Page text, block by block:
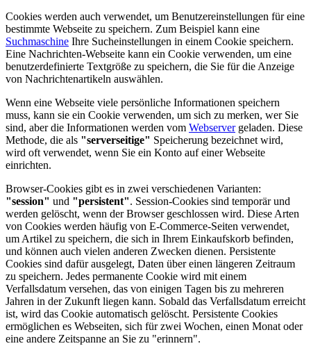
Cookies werden auch verwendet, um Benutzereinstellungen für eine
bestimmte Webseite zu speichern. Zum Beispiel kann eine
Suchmaschine Ihre Sucheinstellungen in einem Cookie speichern.
Eine Nachrichten-Webseite kann ein Cookie verwenden, um eine
benutzerdefinierte Textgröße zu speichern, die Sie für die Anzeige
von Nachrichtenartikeln auswählen.
Wenn eine Webseite viele persönliche Informationen speichern
muss, kann sie ein Cookie verwenden, um sich zu merken, wer Sie
sind, aber die Informationen werden vom Webservergeladen. Diese
Methode, die als "serverseitige" Speicherung bezeichnet wird,
wird oft verwendet, wenn Sie ein Konto auf einer Webseite
einrichten.
Browser-Cookies gibt es in zwei verschiedenen Varianten:
"session" und "persistent". Session-Cookies sind temporär und
werden gelöscht, wenn der Browser geschlossen wird. Diese Arten
von Cookies werden häufig von E-Commerce-Seiten verwendet,
um Artikel zu speichern, die sich in Ihrem Einkaufskorb befinden,
und können auch vielen anderen Zwecken dienen. Persistente
Cookies sind dafür ausgelegt, Daten über einen längeren Zeitraum
zu speichern. Jedes permanente Cookie wird mit einem
Verfallsdatum versehen, das von einigen Tagen bis zu mehreren
Jahren in der Zukunft liegen kann. Sobald das Verfallsdatum erreicht
ist, wird das Cookie automatisch gelöscht. Persistente Cookies
ermöglichen es Webseiten, sich für zwei Wochen, einen Monat oder
eine andere Zeitspanne an Sie zu "erinnern".